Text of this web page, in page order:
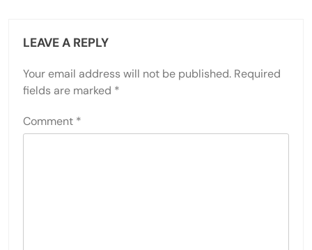
LEAVE A REPLY
Your email address will not be published. Required
fields are marked *
Comment *